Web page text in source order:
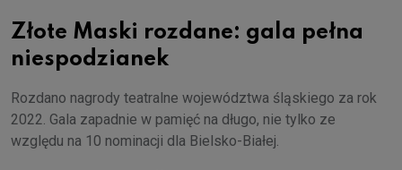
Złote Maski rozdane: gala pełna
niespodzianek
Rozdano nagrody teatralne województwa śląskiego za rok
2022. Gala zapadnie w pamięć na długo, nie tylko ze
względu na 10 nominacji dla Bielsko-Białej.